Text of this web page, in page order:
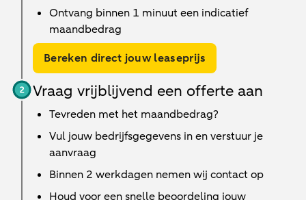
Ontvang binnen 1 minuut een indicatief
maandbedrag
Bereken direct jouw leaseprijs
Vraag vrijblijvend een offerte aan
Tevreden met het maandbedrag?
Vul jouw bedrijfsgegevens in en verstuur je
aanvraag
Binnen 2 werkdagen nemen wij contact op
Houd voor een snelle beoordeling jouw